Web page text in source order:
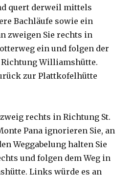
quert derweil mittels
Bachläufe sowie ein
zweigen Sie rechts in
ein und folgen der
Williamshütte.
zur Plattkofelhütte
rechts in Richtung St.
Pana ignorieren Sie, an
Weggabelung halten Sie
und folgen dem Weg in
Links würde es an